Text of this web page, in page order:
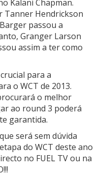
Kalani Chapman.
Tanner Hendrickson
passou a
Granger Larson
assim a ter como
para a
o WCT de 2013.
o melhor
ao round 3 poderá
garantida.
será sem dúvida
do WCT deste ano
no FUEL TV ou na